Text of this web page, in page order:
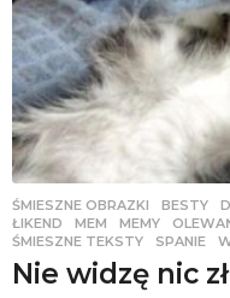
ŚMIESZNE OBRAZKI BESTY ,
ŁIKEND
,MEM ,MEMY ,
ŚMIESZNE TEKSTY
,SPANIE ,
Nie widzę nic